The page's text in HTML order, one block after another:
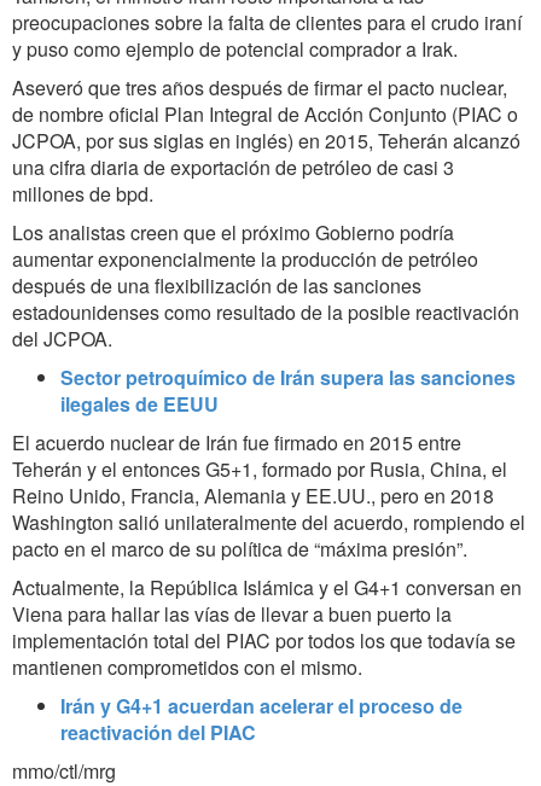
preocupaciones sobre la falta de clientes para el crudo iraní
y puso como ejemplo de potencial comprador a Irak.
Aseveró que tres años después de firmar el pacto nuclear,
de nombre oficial Plan Integral de Acción Conjunto (PIAC o
JCPOA, por sus siglas en inglés) en 2015, Teherán alcanzó
una cifra diaria de exportación de petróleo de casi 3
millones de bpd.
Los analistas creen que el próximo Gobierno podría
aumentar exponencialmente la producción de petróleo
después de una flexibilización de las sanciones
estadounidenses como resultado de la posible reactivación
del JCPOA.
Sector petroquímico de Irán supera las sanciones
ilegales de EEUU
El acuerdo nuclear de Irán fue firmado en 2015 entre
Teherán y el entonces G5+1, formado porRusia, China, el
Reino Unido, Francia, Alemania y EE.UU., pero en 2018
Washington salió unilateralmente del acuerdo, rompiendo el
pacto en el marco de su política de “máxima presión”.
Actualmente, la República Islámica y el G4+1 conversan en
Viena para hallar las vías de llevar a buen puerto la
implementación total del PIAC por todos los que todavía se
mantienen comprometidos con el mismo.
Irán y G4+1 acuerdan acelerar el proceso de
reactivación del PIAC
mmo/ctl/mrg